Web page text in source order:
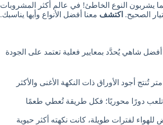
يشربون النوع الخاطئ! في عالم أكثر المشروبات
الصحيح. اكتشف معنا أفضل الأنواع وأيها يناسبك.
شاهي يُحدَّد بمعايير فعلية تعتمد على الجودة
المناطق الجبلية العالية التي ترتفع فوق 1500 متر تُنتج أجود الأوراق ذات النكهة الأغنى والأكثر
تلعب دورًا محوريًا؛ فكل طريقة تُعطي طعمًا
لفترات طويلة، كانت نكهته أكثر حيوية